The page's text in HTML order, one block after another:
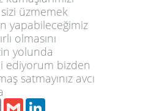
üzmemek
yapabileceğimiz
olmasını
yolunda
ediyorum bizden
satmayınız avcı
EmailGmail